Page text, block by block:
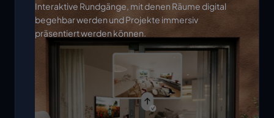
Interaktive Rundgänge, mit denen Räume digital
begehbar werden und Projekte immersiv
präsentiert werden können.